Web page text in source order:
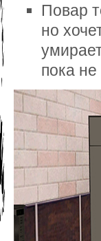
Повар
но
пока